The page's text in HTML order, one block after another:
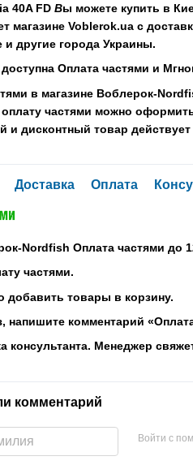
40A FD Вы можете купить в
магазине Voblerok.ua с
другие города Украины.
Оплата частями и
в магазине Воблерок-
частями можно
и дисконтный товар
Доставка Оплата
Nordfish Оплата частями до
частями.
добавить товары в корзину.
напишите комментарий
консультанта. Менеджер
комментарий
Войти с